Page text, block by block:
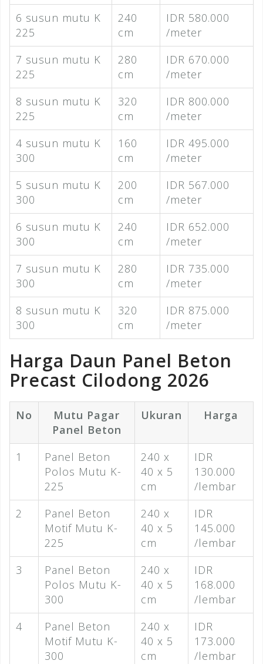
6 susun mutu K
225
240
cm
IDR 580.000
/meter
7 susun mutu K
225
280
cm
IDR 670.000
/meter
8 susun mutu K
225
320
cm
IDR 800.000
/meter
4 susun mutu K
300
160
cm
IDR 495.000
/meter
5 susun mutu K
300
200
cm
IDR 567.000
/meter
6 susun mutu K
300
240
cm
IDR 652.000
/meter
7 susun mutu K
300
280
cm
IDR 735.000
/meter
8 susun mutu K
300
320
cm
IDR 875.000
/meter
Harga Daun Panel Beton
Precast Cilodong 2026
No
Mutu Pagar
Panel Beton
Ukuran Harga
1
Panel Beton
Polos Mutu K-
225
240 x
40 x 5
cm
IDR
130.000
/lembar
2
Panel Beton
Motif Mutu K-
225
240 x
40 x 5
cm
IDR
145.000
/lembar
3
Panel Beton
Polos Mutu K-
300
240 x
40 x 5
cm
IDR
168.000
/lembar
4
Panel Beton
Motif Mutu K-
300
240 x
40 x 5
cm
IDR
173.000
/lembar